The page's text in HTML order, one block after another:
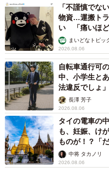
「不謹慎でな
物資…運搬ト
い 「痛いほど
まいどなトピッ
2026.08.06
自転車通行可
中、小学生と
法違反でしょ
説】長澤 芳子
2026.08.06
タイの電車の
も、妊娠、け
ものが！？「
中将 タカノリ
2026.08.06